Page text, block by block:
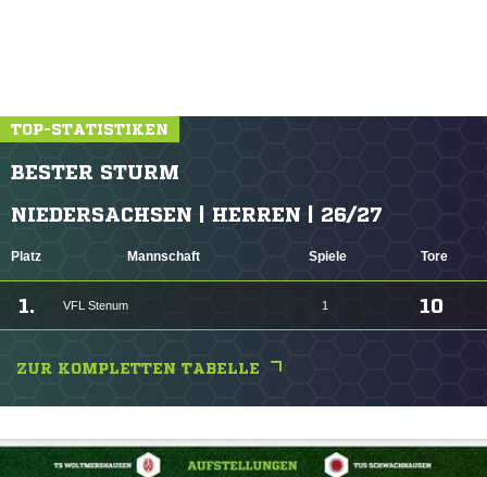
TOP-STATISTIKEN
BESTER STURM
NIEDERSACHSEN | HERREN | 26/27
Platz Mannschaft Spiele Tore
1. VFL Stenum 1 10
ZUR KOMPLETTEN TABELLE